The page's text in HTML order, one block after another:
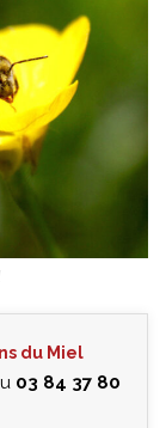
du Miel
03 84 37 80